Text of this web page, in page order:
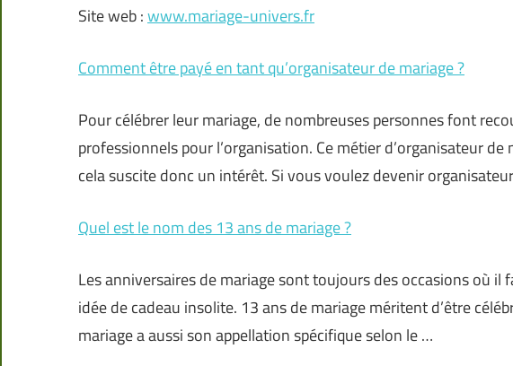
Site web :www.mariage-univers.fr
Comment être payé en tant qu’organisateur de mariage ?
Pour célébrer leur mariage, de nombreuses personnes font
professionnels pour l’organisation. Ce métier d’organisateur
cela suscite donc un intérêt. Si vous voulez devenir
Quel est le nom des 13 ans de mariage ?
Les anniversaires de mariage sont toujours des occasions où
idée de cadeau insolite. 13 ans de mariage méritent d’être
mariage a aussi son appellation spécifique selon le …